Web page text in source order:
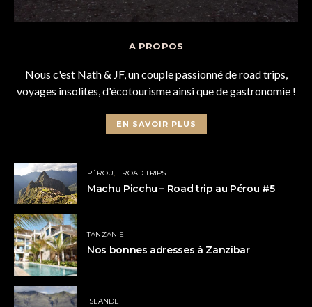
A PROPOS
Nous c'est Nath & JF, un couple passionné de road trips,
voyages insolites, d'écotourisme ainsi que de gastronomie !
EN SAVOIR PLUS
PÉROU ROAD TRIPS
Machu Picchu – Road trip au Pérou #5
TANZANIE
Nos bonnes adresses à Zanzibar
ISLANDE